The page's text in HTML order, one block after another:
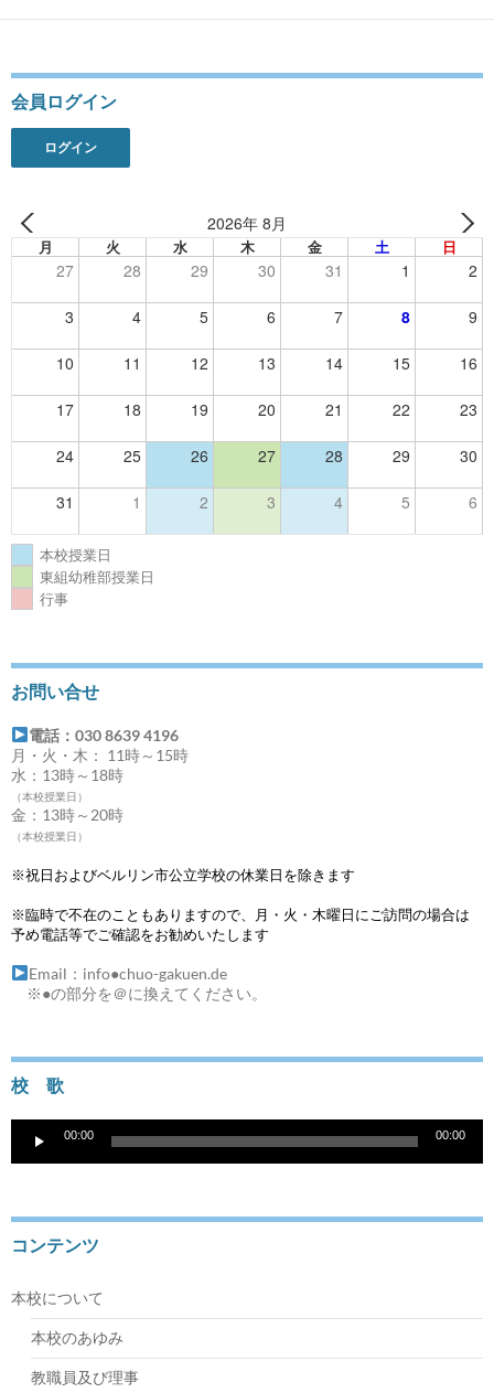
ビ
ー
シ
ョ
ン
会員ログイン
ログイン
2026年 8月
月 火 水 木 金 土 日
27 28 29 30 31 1 2
3 4 5 6 7 8 9
10 11 12 13 14 15 16
17 18 19 20 21 22 23
24 25 26 27 28 29 30
31 1 2 3 4 5 6
本校授業日
東組幼稚部授業日
行事
お問い合せ
電話：030 8639 4196
月・火・木： 11時～15時
水：13時～18時
（本校授業日）
金：13時～20時
（本校授業日）
※祝日およびベルリン市公立学校の休業日を除きます
※臨時で不在のこともありますので、月・火・木曜日にご訪問の場合は
予め電話等でご確認をお勧めいたします
Email：info●chuo-gakuen.de
※●の部分を＠に換えてください。
校 歌
プ
ヤ
ー
00:00 00:00
コンテンツ
本校について
本校のあゆみ
教職員及び理事